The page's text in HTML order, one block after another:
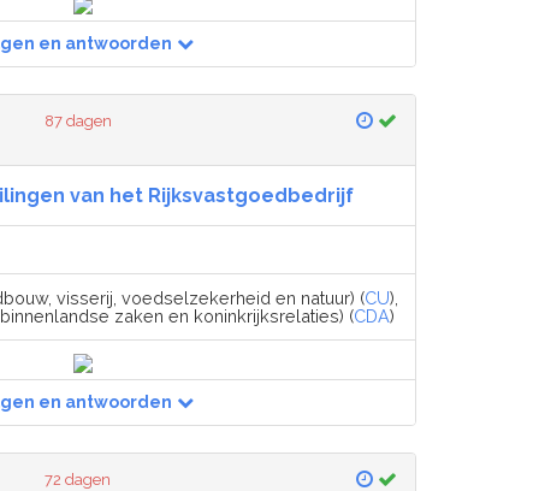
en antwoorden
87 dagen
van het Rijksvastgoedbedrijf
visserij, voedselzekerheid en natuur) (CU),
zaken en koninkrijksrelaties) (CDA)
en antwoorden
72 dagen